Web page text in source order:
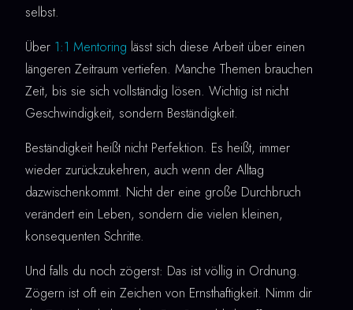
selbst.
Über 1:1 Mentoring lässt sich diese Arbeit über einen
längeren Zeitraum vertiefen. Manche Themen brauchen
Zeit, bis sie sich vollständig lösen. Wichtig ist nicht
Geschwindigkeit, sondern Beständigkeit.
Beständigkeit heißt nicht Perfektion. Es heißt, immer
wieder zurückzukehren, auch wenn der Alltag
dazwischenkommt. Nicht der eine große Durchbruch
verändert ein Leben, sondern die vielen kleinen,
konsequenten Schritte.
Und falls du noch zögerst: Das ist völlig in Ordnung.
Zögern ist oft ein Zeichen von Ernsthaftigkeit. Nimm dir